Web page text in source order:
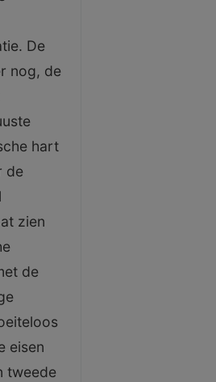
De
nog, de
hart
de
zien
de
eisen
tweede